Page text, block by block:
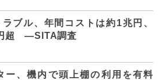
ブル、年間コストは約1兆円、
円超 ―SITA調査
ー、機内で頭上棚の利用を有料